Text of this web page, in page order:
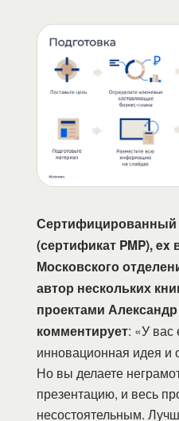
Сертифицированный
(сертификат PMP), ex
Московского
автор нескольких
проектами
комментирует: «У вас
инновационная идея и
Но вы делаете
презентацию, и весь
несостоятельным.